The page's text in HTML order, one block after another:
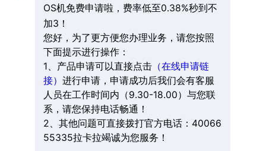
OS机免费申请啦，费率低至0.38%秒到不
加3！
您好，为了更方便您办理业务，请您按照
下面提示进行操作：
1、产品申请可以直接点击（在线申请链
接） 进行申请，申请成功后我们会有客服
人员在工作时间内（9.30-18.00）与您联
系，请您保持电话畅通！
2、其他问题可直接拨打官方电话：40066
55335拉卡拉竭诚为您服务！